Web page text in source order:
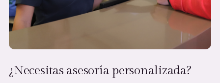
¿Necesitas asesoría personalizada?